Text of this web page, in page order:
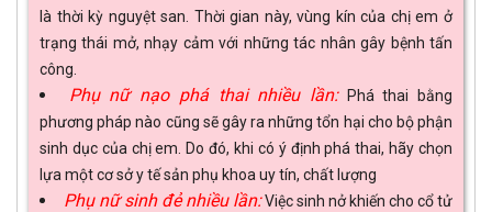
là thời kỳ nguyệt san. Thời gian này, vùng kín của chị em ở
trạng thái mở, nhạy cảm với những tác nhân gây bệnh tấn
công.
Phụ nữ nạo phá thai nhiều lần:Phá thai bằng
phương pháp nào cũng sẽ gây ra những tổn hại cho bộ phận
sinh dục của chị em. Do đó, khi có ý định phá thai, hãy chọn
lựa một cơ sở y tế sản phụ khoa uy tín, chất lượng
Phụ nữ sinh đẻ nhiều lần:Việc sinh nở khiến cho cổ tử